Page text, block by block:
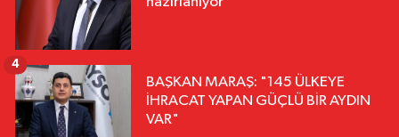
BAŞKAN MARAŞ: "145 ÜLKEYE
İHRACAT YAPAN GÜÇLÜ BİR AYDIN
VAR"
4